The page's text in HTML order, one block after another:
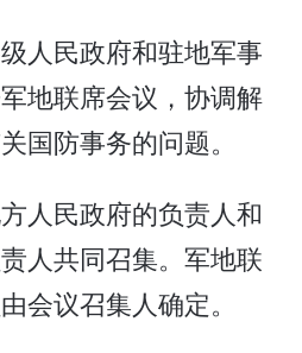
人民政府和驻地军事
地联席会议，协调解
国防事务的问题。
人民政府的负责人和
人共同召集。军地联
会议召集人确定。